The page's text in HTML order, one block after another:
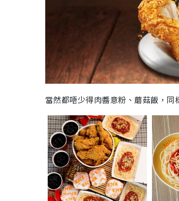
當然都唔少得肉醬意粉、蘑菇飯，同